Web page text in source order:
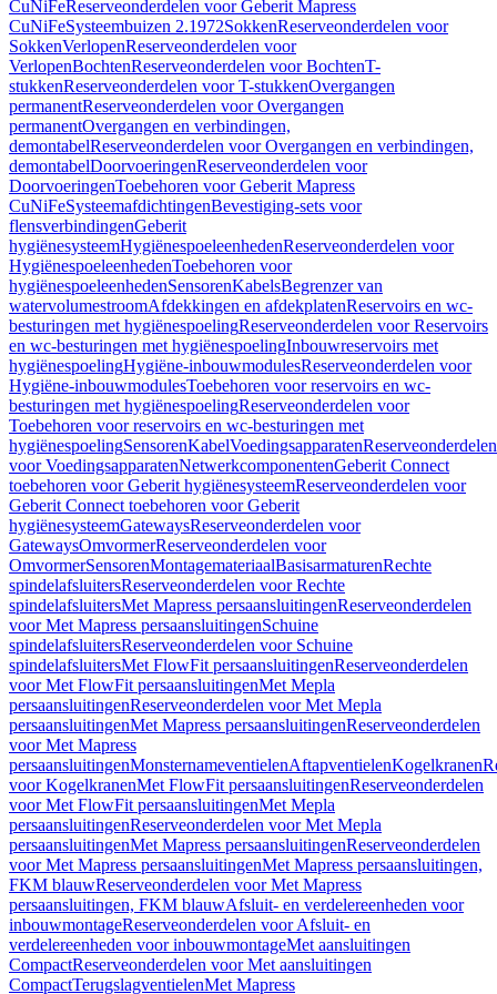
CuNiFeReserveonderdelen voor Geberit Mapress
CuNiFeSysteembuizen 2.1972SokkenReserveonderdelen voor
SokkenVerlopenReserveonderdelen voor
VerlopenBochtenReserveonderdelen voor BochtenT-
stukkenReserveonderdelen voor T-stukkenOvergangen
permanentReserveonderdelen voor Overgangen
permanentOvergangen en verbindingen,
demontabelReserveonderdelen voor Overgangen en verbindingen,
demontabelDoorvoeringenReserveonderdelen voor
DoorvoeringenToebehoren voor Geberit Mapress
CuNiFeSysteemafdichtingenBevestiging-sets voor
flensverbindingenGeberit
hygiënesysteemHygiënespoeleenhedenReserveonderdelen voor
HygiënespoeleenhedenToebehoren voor
hygiënespoeleenhedenSensorenKabelsBegrenzer van
watervolumestroomAfdekkingen en afdekplatenReservoirs en wc-
besturingen met hygiënespoelingReserveonderdelen voor Reservoirs
en wc-besturingen met hygiënespoelingInbouwreservoirs met
hygiënespoelingHygiëne-inbouwmodulesReserveonderdelen voor
Hygiëne-inbouwmodulesToebehoren voor reservoirs en wc-
besturingen met hygiënespoelingReserveonderdelen voor
Toebehoren voor reservoirs en wc-besturingen met
hygiënespoelingSensorenKabelVoedingsapparatenReserveonderdelen
voor VoedingsapparatenNetwerkcomponentenGeberit Connect
toebehoren voor Geberit hygiënesysteemReserveonderdelen voor
Geberit Connect toebehoren voor Geberit
hygiënesysteemGatewaysReserveonderdelen voor
GatewaysOmvormerReserveonderdelen voor
OmvormerSensorenMontagemateriaalBasisarmaturenRechte
spindelafsluitersReserveonderdelen voor Rechte
spindelafsluitersMet Mapress persaansluitingenReserveonderdelen
voor Met Mapress persaansluitingenSchuine
spindelafsluitersReserveonderdelen voor Schuine
spindelafsluitersMet FlowFit persaansluitingenReserveonderdelen
voor Met FlowFit persaansluitingenMet Mepla
persaansluitingenReserveonderdelen voor Met Mepla
persaansluitingenMet Mapress persaansluitingenReserveonderdelen
voor Met Mapress
persaansluitingenMonsternameventielenAftapventielenKogelkranen
voor KogelkranenMet FlowFit persaansluitingenReserveonderdelen
voor Met FlowFit persaansluitingenMet Mepla
persaansluitingenReserveonderdelen voor Met Mepla
persaansluitingenMet Mapress persaansluitingenReserveonderdelen
voor Met Mapress persaansluitingenMet Mapress persaansluitingen,
FKM blauwReserveonderdelen voor Met Mapress
persaansluitingen, FKM blauwAfsluit- en verdelereenheden voor
inbouwmontageReserveonderdelen voor Afsluit- en
verdelereenheden voor inbouwmontageMet aansluitingen
CompactReserveonderdelen voor Met aansluitingen
CompactTerugslagventielenMet Mapress